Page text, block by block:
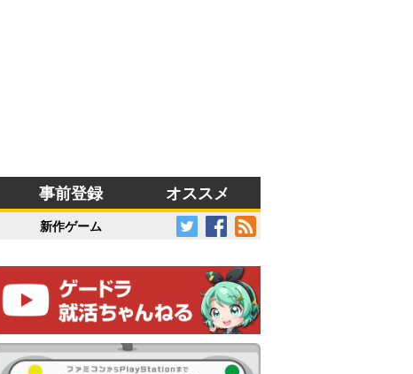
事前登録 オススメ
新作ゲーム